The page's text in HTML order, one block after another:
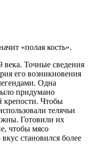
«полая кость».
века. Точные сведения
его возникновения
Одна
придумано
крепости. Чтобы
телячьи
Готовили их
чтобы мясо
становился более